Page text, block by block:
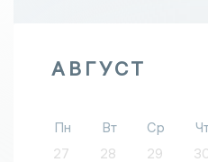
АВГУСТ
Пн Вт Ср
27
28 29